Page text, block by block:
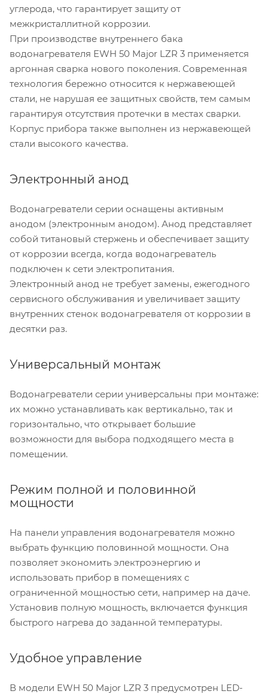
углерода, что гарантирует защиту от
межкристаллитной коррозии.
При производстве внутреннего бака
водонагревателя EWH 50 Major LZR 3 применяется
аргонная сварка нового поколения. Современная
технология бережно относится к нержавеющей
стали, не нарушая ее защитных свойств, тем самым
гарантируя отсутствия протечки в местах сварки.
Корпус прибора также выполнен из нержавеющей
стали высокого качества.
Электронный анод
Водонагреватели серии оснащены активным
анодом (электронным анодом). Анод представляет
собой титановый стержень и обеспечивает защиту
от коррозии всегда, когда водонагреватель
подключен к сети электропитания.
Электронный анод не требует замены, ежегодного
сервисного обслуживания и увеличивает защиту
внутренних стенок водонагревателя от коррозии в
десятки раз.
Универсальный монтаж
Водонагреватели серии универсальны при монтаже:
их можно устанавливать как вертикально, так и
горизонтально, что открывает большие
возможности для выбора подходящего места в
помещении.
Режим полной и половинной
мощности
На панели управления водонагревателя можно
выбрать функцию половинной мощности. Она
позволяет экономить электроэнергию и
использовать прибор в помещениях с
ограниченной мощностью сети, например на даче.
Установив полную мощность, включается функция
быстрого нагрева до заданной температуры.
Удобное управление
В модели EWH 50 Major LZR 3 предусмотрен LED-